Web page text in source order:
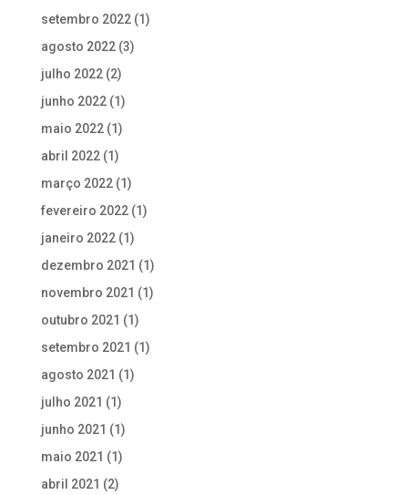
setembro 2022(1)
agosto 2022(3)
julho 2022(2)
junho 2022(1)
maio 2022(1)
abril 2022(1)
março 2022(1)
fevereiro 2022(1)
janeiro 2022(1)
dezembro 2021 (1)
novembro 2021 (1)
outubro 2021 (1)
setembro 2021 (1)
agosto 2021 (1)
julho 2021 (1)
junho 2021 (1)
maio 2021 (1)
abril 2021 (2)